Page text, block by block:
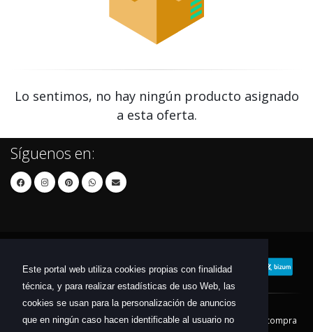
Este portal web utiliza cookies propias con finalidad
técnica, y para realizar estadísticas de uso Web, las
cookies se usan para la personalización de anuncios
que en ningún caso hacen identificable al usuario no
Lo sentimos, no hay ningún producto asignado
a esta oferta.
Síguenos en:
Contacto Aviso Legal
Condiciones de compra